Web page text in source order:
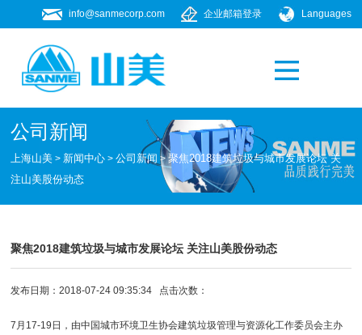
Languages
企业邮箱登录
info@sanmecorp.com
公司新闻
上海山美 > 新闻中心 >公司新闻 >聚焦2018建筑垃圾与城市发展论坛 关
注山美股份动态
聚焦2018建筑垃圾与城市发展论坛 关注山美股份动态
发布日期：2018-07-24 09:35:34 点击次数：
7月17-19日，由中国城市环境卫生协会建筑垃圾管理与资源化工作委员会主办